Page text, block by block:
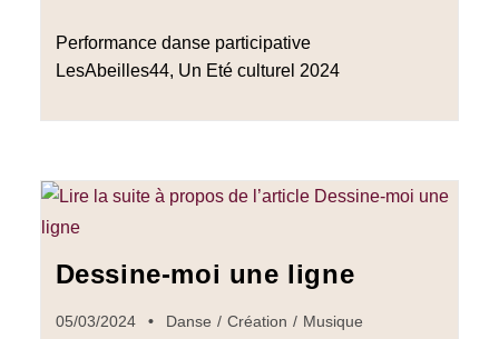
Performance danse participative
LesAbeilles44, Un Eté culturel 2024
Dessine-moi une ligne
05/03/2024 Danse / Création / Musique